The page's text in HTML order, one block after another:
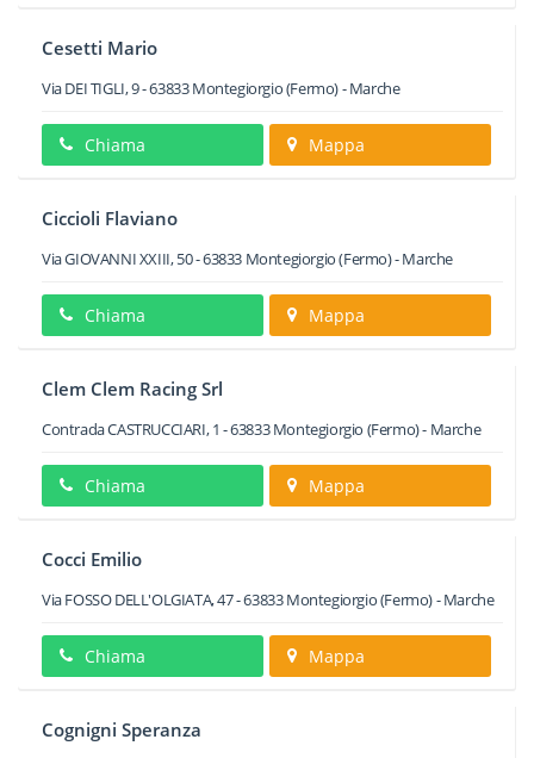
Cesetti Mario
Via DEI TIGLI, 9-63833Montegiorgio(Fermo) -Marche
Chiama Mappa
Ciccioli Flaviano
Via GIOVANNI XXIII, 50-63833 Montegiorgio(Fermo) -Marche
Chiama Mappa
Clem Clem Racing Srl
Contrada CASTRUCCIARI, 1 -63833 Montegiorgio (Fermo) - Marche
Chiama Mappa
Cocci Emilio
Via FOSSO DELL'OLGIATA, 47-63833Montegiorgio(Fermo) -Marche
Chiama Mappa
Cognigni Speranza